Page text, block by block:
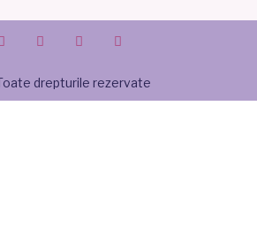
drepturile rezervate